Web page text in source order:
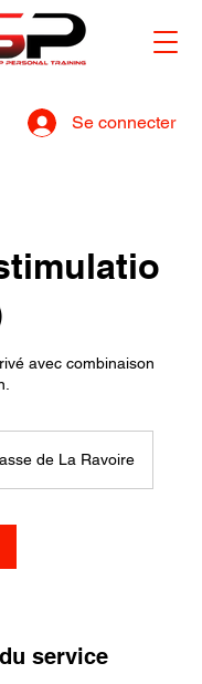
Se connecter
avec combinaison
de La Ravoire
service